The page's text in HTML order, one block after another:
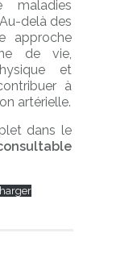
maladies
delà des
approche
de vie,
et
à
artérielle.
dans le